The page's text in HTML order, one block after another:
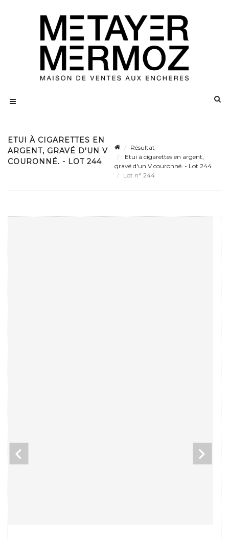
ETUI À CIGARETTES EN
ARGENT, GRAVÉ D'UN V
COURONNÉ. - LOT 244
Résultat
Etui à cigarettes en argent,
gravé d'un V couronné. - Lot 244
Lot n° 244